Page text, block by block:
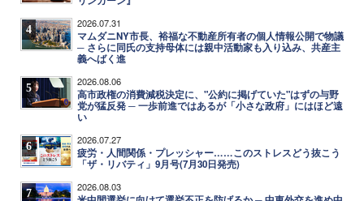
4 2026.07.31
マムダニNY市長、裕福な不動産所有者の個人情報公開で物議
─ さらに同氏の支持母体には親中活動家も入り込み、共産主
義へばく進
5 2026.08.06
高市政権の消費減税決定に、"公約に掲げていた"はずの与野
党が猛反発 ─ 一歩前進ではあるが「小さな政府」にはほど遠
い
6 2026.07.27
疲労・人間関係・プレッシャー……このストレスどう抜こう
「ザ・リバティ」9月号(7月30日発売)
7 2026.08.03